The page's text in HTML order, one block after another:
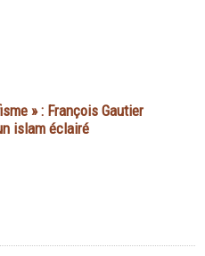
» : François Gautier
islam éclairé